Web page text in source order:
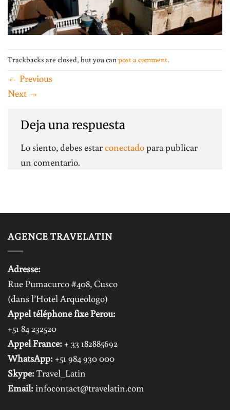
Trackbacks are closed, but you canpost a comment.
← Previous
Next →
Deja una respuesta
Lo siento, debes estarconectadopara publicar
un comentario.
AGENCE TRAVELATIN
Adresse:
Rue Pumacurco #408, Cusco
(dans l’Hotel Arqueologo)
Appel téléphone fixe Perou:
+51 84 232520
Appel France: + 33 182885692
WhatsApp: +51 984 930 000
Skype:Travel_Latin
Email:infocontact@travelatin.com